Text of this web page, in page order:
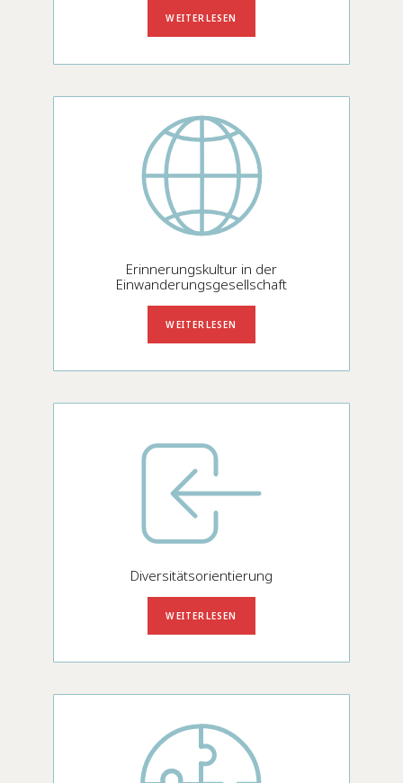
WEITERLESEN
Erinnerungskultur in der
Einwanderungsgesellschaft
WEITERLESEN
Diversitätsorientierung
WEITERLESEN